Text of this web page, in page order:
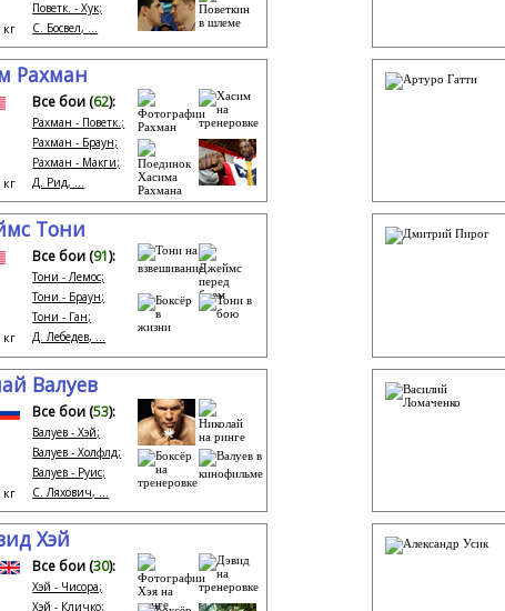
Поветк. - Хук;
С. Босвел, ...
Рахман
Все бои (62):
Рахман - Поветк.;
Рахман - Браун;
Рахман - Макги;
Д. Рид, ...
Тони
Все бои (91):
Тони - Лемос;
Тони - Браун;
Тони - Ган;
Д. Лебедев, ...
Валуев
Все бои (53):
Валуев - Хэй;
Валуев - Холфлд;
Валуев - Руис;
С. Ляхович, ...
Хэй
Все бои (30):
Хэй - Чисора;
Хэй - Кличко;